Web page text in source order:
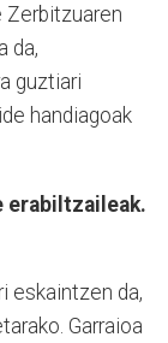
Zerbitzuaren
da,
guztiari
handiagoak
erabiltzaileak.
eskaintzen da,
Garraioa